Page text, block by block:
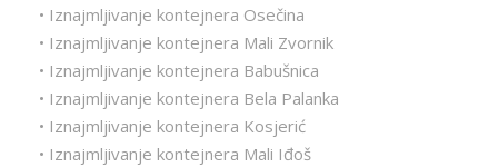
• Iznajmljivanje kontejnera Osečina
• Iznajmljivanje kontejnera Mali Zvornik
• Iznajmljivanje kontejnera Babušnica
• Iznajmljivanje kontejnera Bela Palanka
• Iznajmljivanje kontejnera Kosjerić
• Iznajmljivanje kontejnera Mali Iđoš